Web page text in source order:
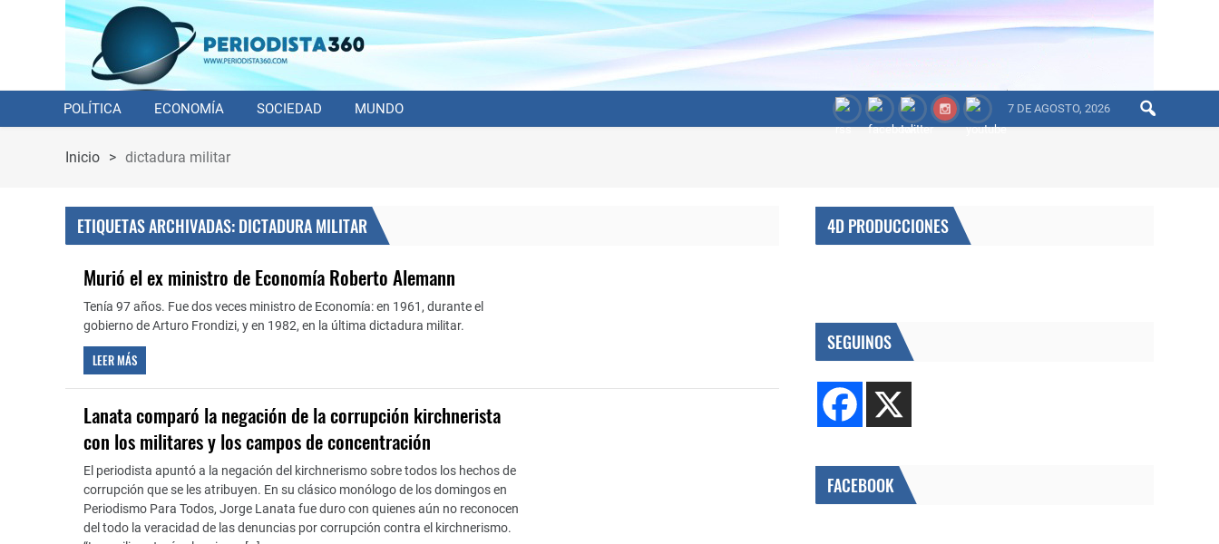
POLÍTICA ECONOMÍA SOCIEDAD MUNDO 7 DE AGOSTO, 2026
Inicio > dictadura militar
ETIQUETAS ARCHIVADAS: DICTADURA MILITAR
Murió el ex ministro de Economía Roberto Alemann
Tenía 97 años. Fue dos veces ministro de Economía: en 1961, durante el
gobierno de Arturo Frondizi, y en 1982, en la última dictadura militar.
LEER MÁS
Lanata comparó la negación de la corrupción kirchnerista
con los militares y los campos de concentración
El periodista apuntó a la negación del kirchnerismo sobre todos los hechos de
corrupción que se les atribuyen. En su clásico monólogo de los domingos en
Periodismo Para Todos, Jorge Lanata fue duro con quienes aún no reconocen
del todo la veracidad de las denuncias por corrupción contra el kirchnerismo.
4D PRODUCCIONES
SEGUINOS
FACEBOOK